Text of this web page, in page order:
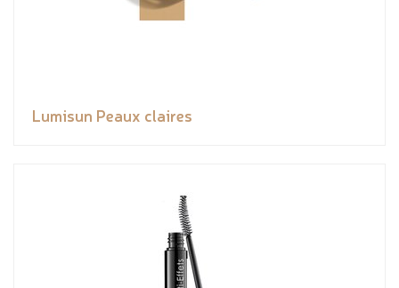
Lumisun Peaux claires